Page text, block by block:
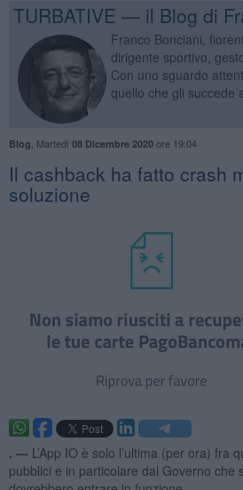
TURBATIVE — il Blog di
Franco Bonciani,
dirigente sportivo,
Con uno sguardo
quello che gli succede
Blog Martedì 08 Dicembre 2020ore 19:04
Il cashback ha fatto crash
soluzione
. — L’App IO è solo l’ultima (per ora) fra
pubblici e in particolare dal Governo che